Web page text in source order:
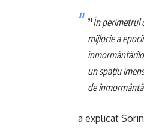
”În perimetrul
mijlocie a
un spațiu
de
a explicat